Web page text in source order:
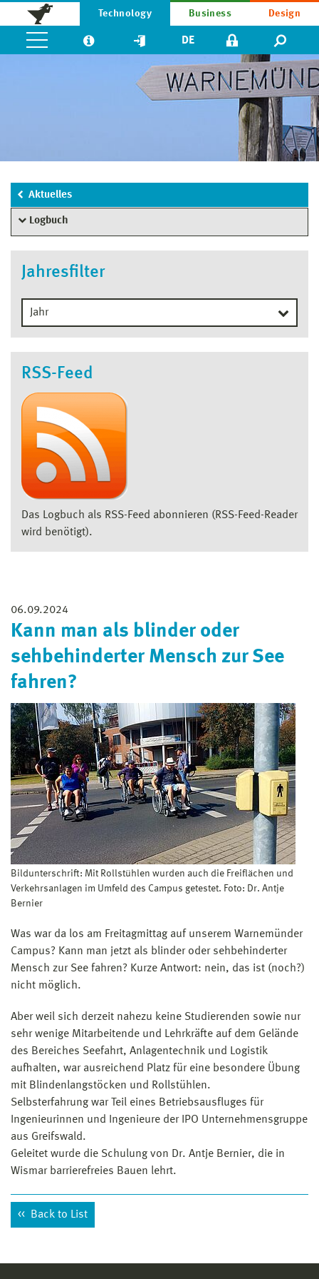
Technology Business Design
DE
Aktuelles
Logbuch
Jahresfilter
RSS-Feed
Das Logbuch als RSS-Feed abonnieren (RSS-Feed-Reader
wird benötigt).
06.09.2024
Kann man als blinder oder
sehbehinderter Mensch zur See
fahren?
Bildunterschrift: Mit Rollstühlen wurden auch die Freiflächen und
Verkehrsanlagen im Umfeld des Campus getestet. Foto: Dr. Antje
Bernier
Was war da los am Freitagmittag auf unserem Warnemünder
Campus? Kann man jetzt als blinder oder sehbehinderter
Mensch zur See fahren? Kurze Antwort: nein, das ist (noch?)
nicht möglich.
Aber weil sich derzeit nahezu keine Studierenden sowie nur
sehr wenige Mitarbeitende und Lehrkräfte auf dem Gelände
des Bereiches Seefahrt, Anlagentechnik und Logistik
aufhalten, war ausreichend Platz für eine besondere Übung
mit Blindenlangstöcken und Rollstühlen.
Selbsterfahrung war Teil eines Betriebsausfluges für
Ingenieurinnen und Ingenieure der IPO Unternehmensgruppe
aus Greifswald.
Geleitet wurde die Schulung von Dr. Antje Bernier, die in
Wismar barrierefreies Bauen lehrt.
Back to List